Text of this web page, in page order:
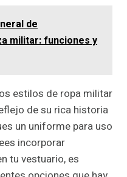
de
militar: funciones y
estilos de ropa militar
de su rica historia
un uniforme para uso
incorporar
tu vestuario, es